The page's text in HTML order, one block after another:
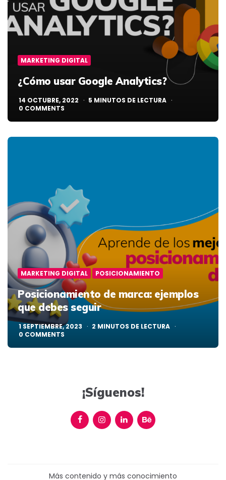
MARKETING DIGITAL
¿Cómo usar Google Analytics?
14 OCTUBRE, 2022 5 MINUTOS DE LECTURA
0 COMMENTS
MARKETING DIGITAL POSICIONAMIENTO
Posicionamiento de marca: ejemplos
que debes seguir
1 SEPTIEMBRE, 2023 2 MINUTOS DE LECTURA
0 COMMENTS
¡Síguenos!
Más contenido y más conocimiento